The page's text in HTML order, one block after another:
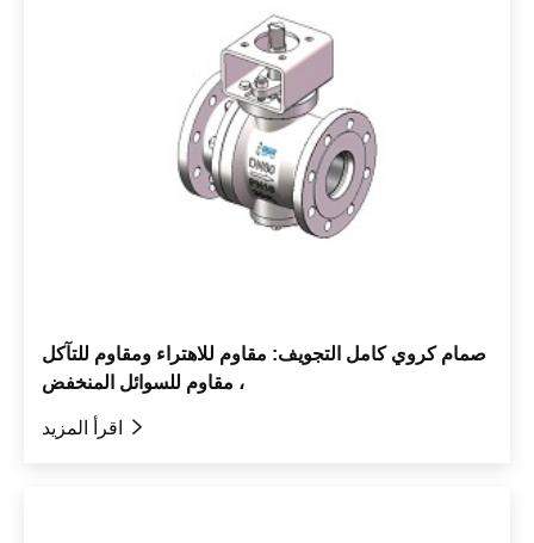
صمام كروي كامل التجويف: مقاوم للاهتراء ومقاوم للتآكل
، مقاوم للسوائل المنخفض
